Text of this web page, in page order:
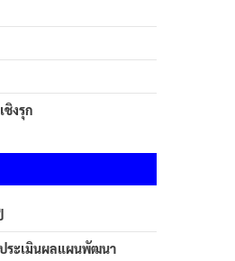
ชิงรุก
ระเมินผลแผนพัฒนา